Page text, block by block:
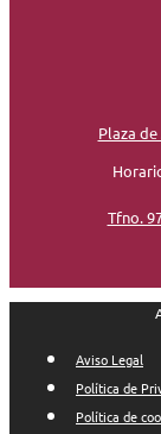
Plaza
Tfno.
Aviso Legal
Política de
Política de